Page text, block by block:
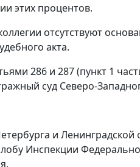
этих процентов.
отсутствуют
акта.
286 и 287 (пункт 1
суд Северо-
и Ленинградской
Инспекции